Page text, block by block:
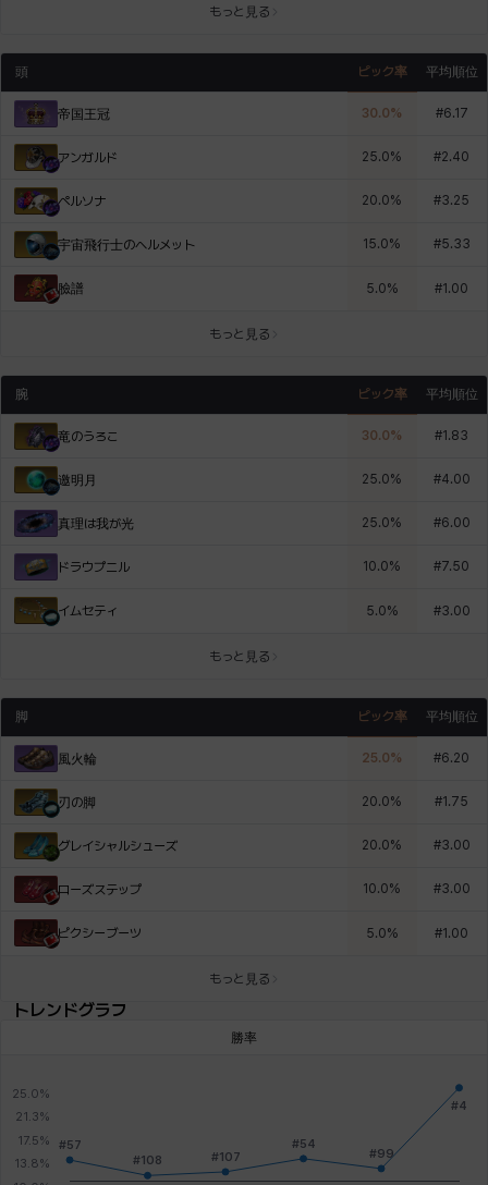
もっと見る
頭 ピック率 平均順位
帝国王冠 30.0% #6.17
アンガルド 25.0% #2.40
ペルソナ 20.0% #3.25
宇宙飛行士のヘルメット 15.0% #5.33
臉譜 5.0% #1.00
もっと見る
腕 ピック率 平均順位
竜のうろこ 30.0% #1.83
邀明月 25.0% #4.00
真理は我が光 25.0% #6.00
ドラウプニル 10.0% #7.50
イムセティ 5.0% #3.00
もっと見る
脚 ピック率 平均順位
風火輪 25.0% #6.20
刃の脚 20.0% #1.75
グレイシャルシューズ 20.0% #3.00
ローズステップ 10.0% #3.00
ピクシーブーツ 5.0% #1.00
もっと見る
トレンドグラフ
勝率